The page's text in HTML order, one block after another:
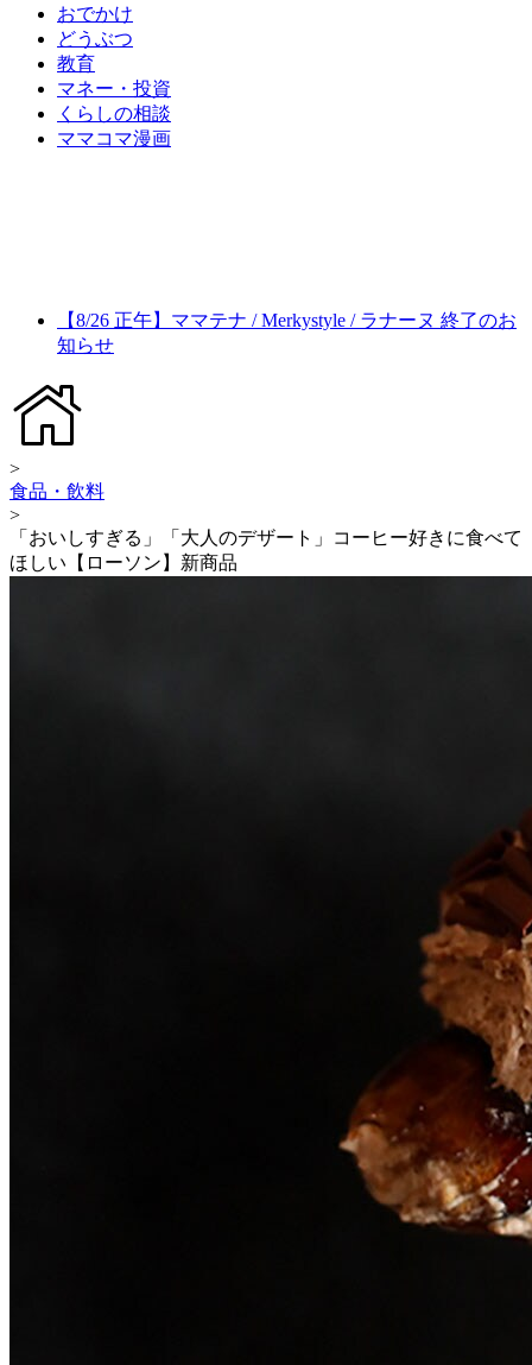
おでかけ
どうぶつ
教育
マネー・投資
くらしの相談
ママコマ漫画
【8/26 正午】ママテナ / Merkystyle / ラナーヌ 終了のお
知らせ
>
食品・飲料
>
「おいしすぎる」「大人のデザート」コーヒー好きに食べて
ほしい【ローソン】新商品